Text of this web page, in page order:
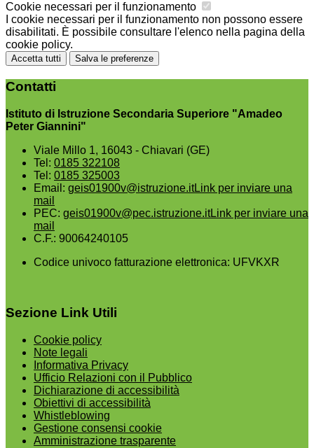
Cookie necessari per il funzionamento
I cookie necessari per il funzionamento non possono essere
disabilitati. È possibile consultare l'elenco nella pagina della
cookie policy.
Accetta tutti Salva le preferenze
Contatti
Istituto di Istruzione Secondaria Superiore "Amadeo
Peter Giannini"
Viale Millo 1, 16043 - Chiavari (GE)
Tel: 0185 322108
Tel: 0185 325003
Email: geis01900v@istruzione.itLink per inviare una
mail
PEC: geis01900v@pec.istruzione.itLink per inviare una
mail
C.F.: 90064240105
Codice univoco fatturazione elettronica: UFVKXR
Sezione Link Utili
Cookie policy
Note legali
Informativa Privacy
Ufficio Relazioni con il Pubblico
Dichiarazione di accessibilità
Obiettivi di accessibilità
Whistleblowing
Gestione consensi cookie
Amministrazione trasparente